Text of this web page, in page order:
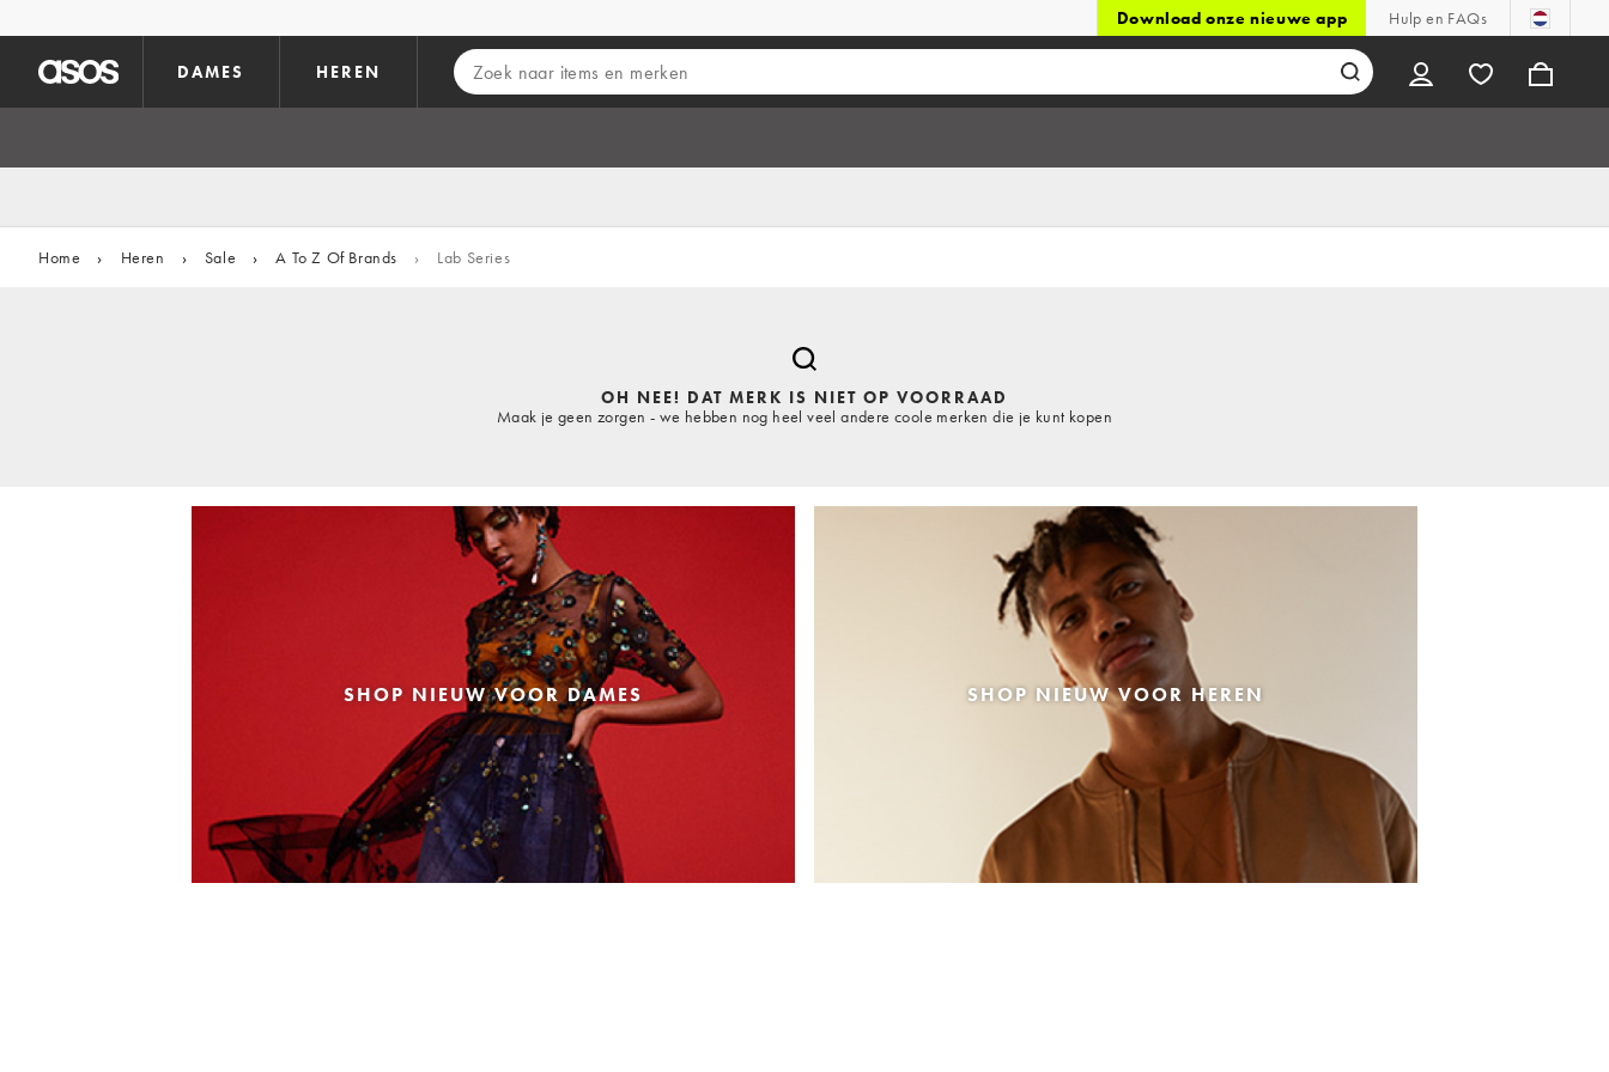
Download onze nieuwe app Hulp en FAQs
DAMES HEREN
Home › Heren › Sale › A To Z Of Brands › Lab Series
OH NEE! DAT MERK IS NIET OP VOORRAAD
Maak je geen zorgen - we hebben nog heel veel andere coole merken die je kunt kopen
SHOP NIEUW VOOR DAMES SHOP NIEUW VOOR HEREN